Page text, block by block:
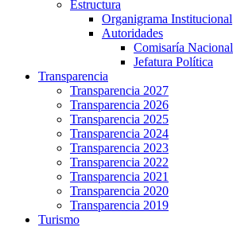
Estructura
Organigrama Institucional
Autoridades
Comisaría Nacional
Jefatura Política
Transparencia
Transparencia 2027
Transparencia 2026
Transparencia 2025
Transparencia 2024
Transparencia 2023
Transparencia 2022
Transparencia 2021
Transparencia 2020
Transparencia 2019
Turismo